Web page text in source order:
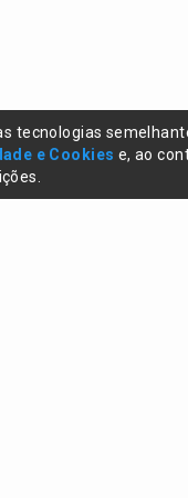
tecnologias
e Cookies e, ao